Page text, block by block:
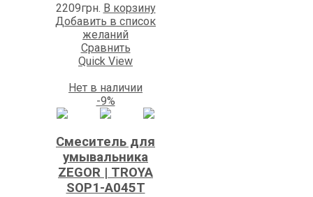
2209грн. В корзину
Добавить в список
желаний
Сравнить
Quick View
Нет в наличии
-9%
Смеситель для
умывальника
ZEGOR | TROYA
SOP1-A045T